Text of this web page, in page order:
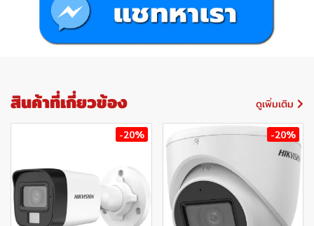
สินค้าที่เกี่ยวข้อง ดูเพิ่มเติม
-20% -20%